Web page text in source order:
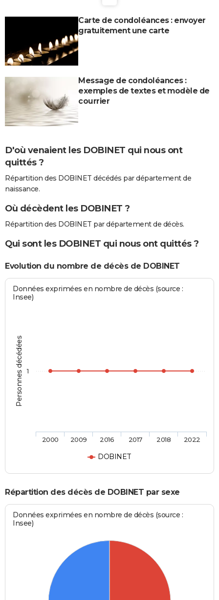
Carte de condoléances : envoyer
gratuitement une carte
Message de condoléances :
exemples de textes et modèle de
courrier
D'où venaient les DOBINET qui nous ont
quittés ?
Répartition des DOBINET décédés par département de
naissance.
Où décèdent les DOBINET ?
Répartition des DOBINET par département de décès.
Qui sont les DOBINET qui nous ont quittés ?
Evolution du nombre de décès de DOBINET
Personnes décédées
Données exprimées en nombre de décès (source :
Insee)
DOBINET
2000 2009 2016 2017 2018 2022
1
Répartition des décès de DOBINET par sexe
Données exprimées en nombre de décès (source :
Insee)